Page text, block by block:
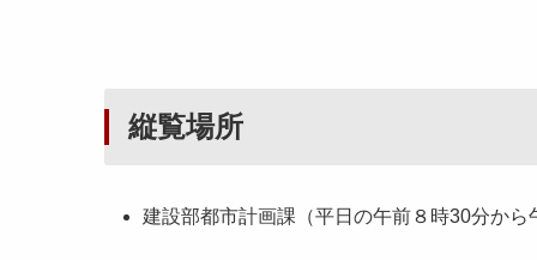
縦覧場所
建設部都市計画課（平日の午前８時30分から